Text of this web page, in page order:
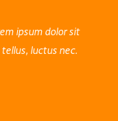
ipsum dolor sit
luctus nec.